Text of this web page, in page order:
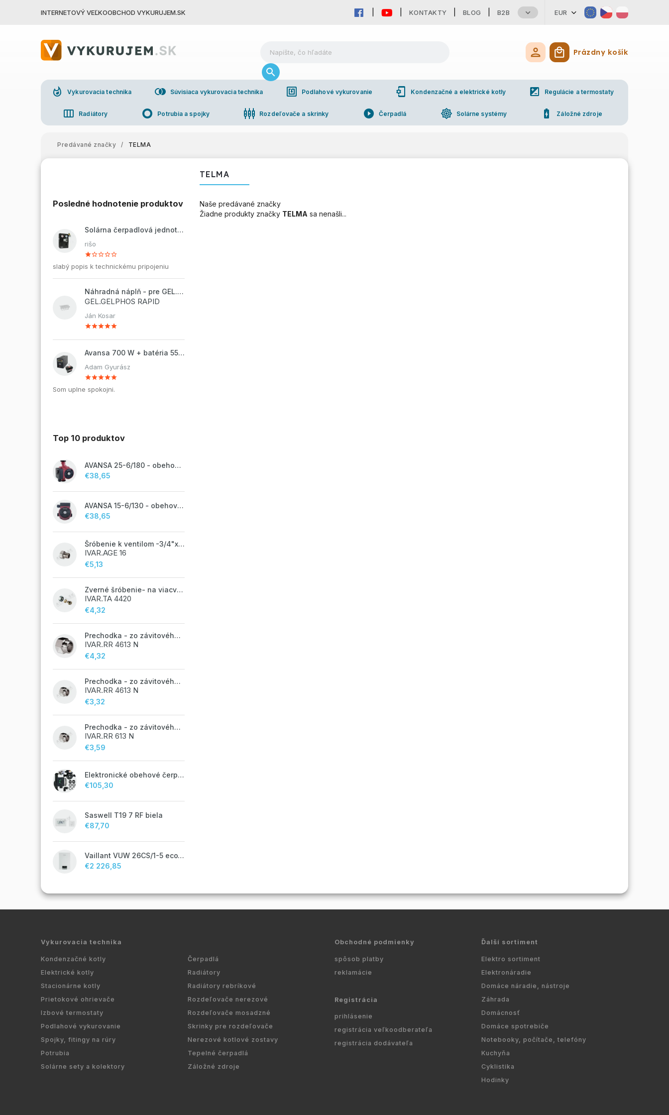
INTERNETOVÝ VEĽKOOBCHOD VYKURUJEM.SK KONTAKTY BLOG B2B EUR
Nákupný košík
Prázdny košík
whatshot Vykurovacia technika join_right Súvisiaca vykurovacia technika nfc Podlahové vykurovanie phonelink_setup Kondenzačné a elektrické kotly iso Regulácie a termostaty
view_week Radiátory trip_origin Potrubia a spojky settings_input_component Rozdeľovače a skrinky play_circle_filled Čerpadlá brightness_high Solárne systémy battery_charging_full Záložné zdroje
Predávané značky
/ TELMA
Posledné hodnotenie produktov
Solárna čerpadlová jednotka ZP2-12 ECO
rišo
slabý popis k technickému pripojeniu
Náhradná náplň - pre GEL.DOSAPHOS 250 - 8x náplň
GEL.GELPHOS RAPID
Ján Kosar
Avansa 700 W + batéria 55Ah
Adam Gyurász
Som uplne spokojni.
Top 10 produktov
AVANSA 25-6/180 - obehové čerpadlo, pripojovací závit 6/4"
€38,65
AVANSA 15-6/130 - obehové čerpadlo, pripojovací závit 1"
€38,65
Šróbenie k ventilom -3/4"x 1/2"
IVAR.AGE 16
€5,13
Zverné šróbenie- na viacvrstvové potrubie ALPEX - 14x2 ALU-EK
IVAR.TA 4420
€4,32
Prechodka - zo závitového potrubia na zverné šróbenie - 3/4"FxEK; nikel
IVAR.RR 4613 N
€4,32
Prechodka - zo závitového potrubia na zverné šróbenie - 1/2"FxEK; nikel
IVAR.RR 4613 N
€3,32
Prechodka - zo závitového potrubia na zverné šróbenie - 1/2"FxM24;
IVAR.RR 613 N
€3,59
Elektronické obehové čerpadlo NOVA 25-60/130 úsporné na kúrenie
€105,30
Saswell T19 7 RF biela
€87,70
Vaillant VUW 26CS/1-5 ecoTEC plus IoniDetect - s prietokovým ohrevom TV
€2 226,85
TELMA
Naše predávané značky
Žiadne produkty značky TELMA sa nenašli...
Vykurovacia technika
Kondenzačné kotly
Elektrické kotly
Stacionárne kotly
Prietokové ohrievače
Izbové termostaty
Podlahové vykurovanie
Spojky, fitingy na rúry
Potrubia
Solárne sety a kolektory
Čerpadlá
Radiátory
Radiátory rebríkové
Rozdeľovače nerezové
Rozdeľovače mosadzné
Skrinky pre rozdeľovače
Nerezové kotlové zostavy
Tepelné čerpadlá
Záložné zdroje
Obchodné podmienky
spôsob platby
reklamácie
Registrácia
prihlásenie
registrácia veľkoodberateľa
registrácia dodávateľa
Ďalší sortiment
Elektro sortiment
Elektronáradie
Domáce náradie, nástroje
Záhrada
Domácnosť
Domáce spotrebiče
Notebooky, počítače, telefóny
Kuchyňa
Cyklistika
Hodinky